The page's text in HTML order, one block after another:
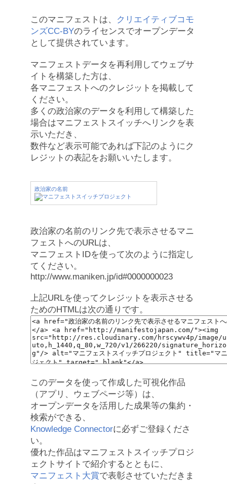
このマニフェストは、
クリエイティブコモ
ンズCC-BYのライセンスでオープンデータ
として提供されています。
マニフェストデータを再利用してウェブサ
イトを構築した方は、
各マニフェストへのクレジットを掲載して
ください。
多くの政治家のデータを利用して構築した
場合はマニフェストスイッチへリンクを表
示いただき、
数件など表示可能であれば下記のようにク
レジットの表記をお願いいたします。
政治家の名前
政治家の名前のリンク先で表示させるマニ
フェストへのURLは、
マニフェストIDを使って次のように指定し
てください。
http://www.maniken.jp/id#0000000023
上記URLを使ってクレジットを表示させる
ためのHTMLは次の通りです。
このデータを使って作成した可視化作品
（アプリ、ウェブページ等）は、
オープンデータを活用した成果等の集約・
検索ができる、
Knowledge Connectorに必ずご登録くださ
い。
優れた作品はマニフェストスイッチプロジ
ェクトサイトで紹介するとともに、
マニフェスト大賞で表彰させていただきま